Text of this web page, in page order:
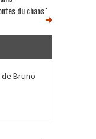
du chaos"
Bruno